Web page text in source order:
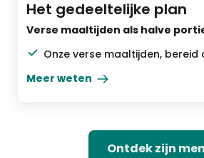
Het gedeeltelijke plan
Verse maaltijden als halve
Onze verse maaltijden,
Meer weten
Ontdek zijn